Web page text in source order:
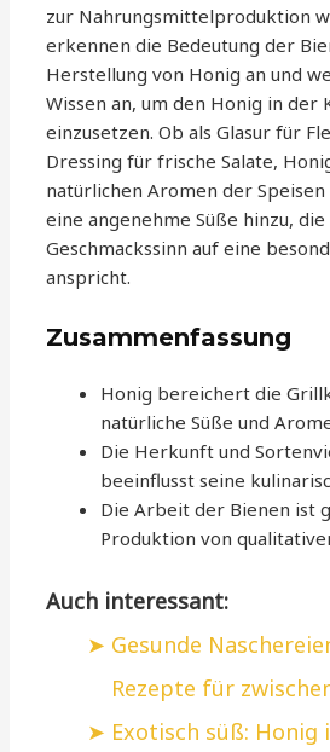
zur Nahrungsmittelproduktion
erkennen die Bedeutung der
Herstellung von Honig an und
Wissen an, um den Honig in der
einzusetzen. Ob als Glasur für
Dressing für frische Salate,
natürlichen Aromen der
eine angenehme Süße hinzu, die
Geschmackssinn auf eine
anspricht.
Zusammenfassung
Honig bereichert die
natürliche Süße und
Die Herkunft und
beeinflusst seine
Die Arbeit der Bienen ist
Produktion von
Auch interessant:
Gesunde
Rezepte für
Exotisch süß: Honig